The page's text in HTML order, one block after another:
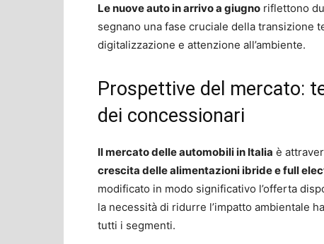
Le nuove auto in arrivo a giugno riflettono
segnano una fase cruciale della transizione
digitalizzazione e attenzione all’ambiente.
Prospettive del mercato:
dei concessionari
Il mercato delle automobili in Italia è
crescita delle alimentazioni ibride e full
modificato in modo significativo l’offerta
la necessità di ridurre l’impatto ambientale
tutti i segmenti.